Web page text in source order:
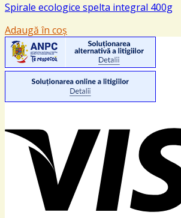
Spirale ecologice spelta integral 400g
Adaugă în coș